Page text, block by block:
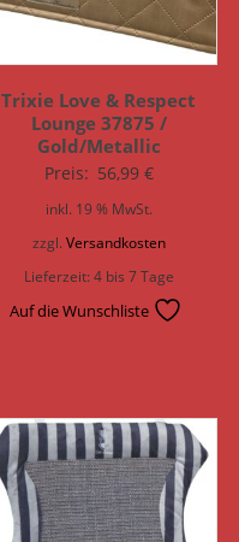
Trixie Love & Respect
Lounge 37875 /
Gold/Metallic
Preis: 56,99 €
inkl. 19 % MwSt.
zzgl. Versandkosten
Lieferzeit:4 bis 7 Tage
Auf die Wunschliste